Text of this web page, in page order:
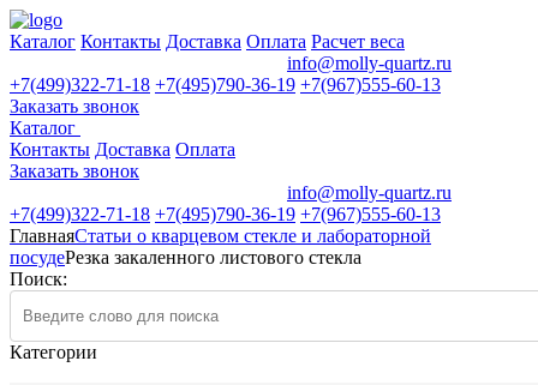
Каталог Контакты Доставка Оплата Расчет веса
info@molly-quartz.ru
+7(499)322-71-18 +7(495)790-36-19 +7(967)555-60-13
Заказать звонок
Каталог
Контакты Доставка Оплата
Заказать звонок
info@molly-quartz.ru
+7(499)322-71-18 +7(495)790-36-19 +7(967)555-60-13
ГлавнаяСтатьи о кварцевом стекле и лабораторной
посудеРезка закаленного листового стекла
Поиск:
Категории